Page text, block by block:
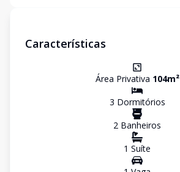
Características
Área Privativa 104m²
3 Dormitórios
2 Banheiros
1 Suíte